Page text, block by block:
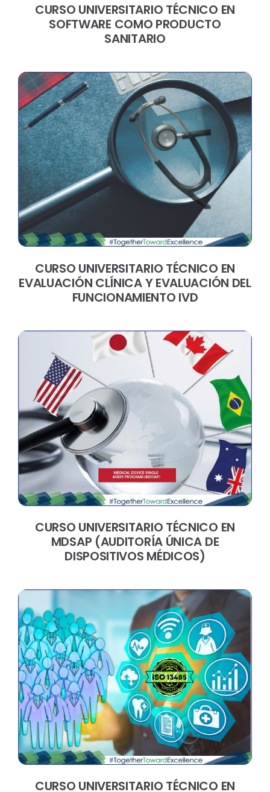
CURSO UNIVERSITARIO TÉCNICO EN
SOFTWARE COMO PRODUCTO
SANITARIO
CURSO UNIVERSITARIO TÉCNICO EN
EVALUACIÓN CLÍNICA Y EVALUACIÓN DEL
FUNCIONAMIENTO IVD
CURSO UNIVERSITARIO TÉCNICO EN
MDSAP (AUDITORÍA ÚNICA DE
DISPOSITIVOS MÉDICOS)
CURSO UNIVERSITARIO TÉCNICO EN